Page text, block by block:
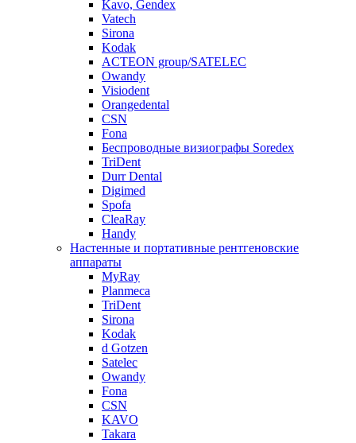
Kavo, Gendex
Vatech
Sirona
Kodak
ACTEON group/SATELEC
Owandy
Visiodent
Orangedental
CSN
Fona
Беспроводные визиографы Soredex
TriDent
Durr Dental
Digimed
Spofa
CleaRay
Handy
Настенные и портативные рентгеновские
аппараты
MyRay
Planmeca
TriDent
Sirona
Kodak
d Gotzen
Satelec
Owandy
Fona
CSN
KAVO
Takara